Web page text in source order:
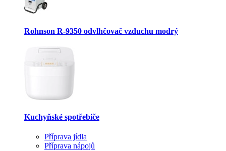
Rohnson R-9350 odvlhčovač vzduchu modrý
Kuchyňské spotřebiče
Příprava jídla
Příprava nápojů